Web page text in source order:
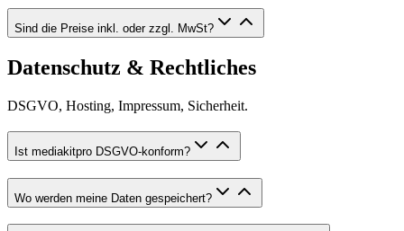
Sind die Preise inkl. oder zzgl. MwSt?
Datenschutz & Rechtliches
DSGVO, Hosting, Impressum, Sicherheit.
Ist mediakitpro DSGVO-konform?
Wo werden meine Daten gespeichert?